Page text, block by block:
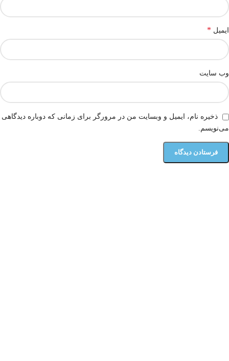
ایمیل *
وب‌ سایت
ذخیره نام، ایمیل و وبسایت من در مرورگر برای زمانی که دوباره دیدگاهی
می‌نویسم.